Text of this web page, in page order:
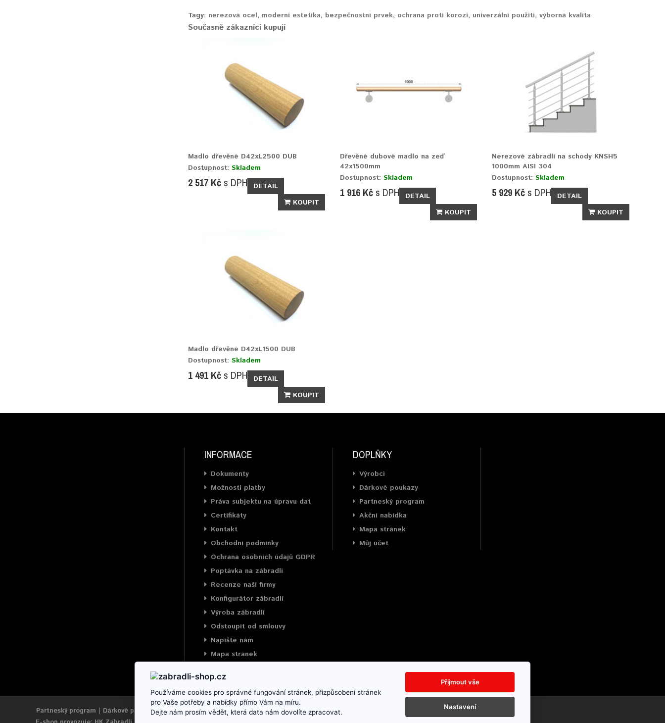
Tagy: nerezová ocel, moderní estetika, bezpečnostní prvek, ochrana proti korozi, univerzální použití, výborná kvalita
Současně zákazníci kupují
Madlo dřevěné D42xL2500 DUB
Dostupnost: Skladem
2 517 Kčs DPH
DETAIL
KOUPIT
Dřevěné dubové madlo na zeď
42x1500mm
Dostupnost: Skladem
1 916 Kčs DPH
DETAIL
KOUPIT
Nerezové zábradlí na schody KNSH5
1000mm AISI 304
Dostupnost:Skladem
5 929 Kč s DPH
DETAIL
KOUPIT
Madlo dřevěné D42xL1500 DUB
Dostupnost: Skladem
1 491 Kčs DPH
DETAIL
KOUPIT
INFORMACE
Dokumenty
Možnosti platby
Práva subjektu na úpravu dat
Certifikáty
Kontakt
Obchodní podmínky
Ochrana osobních údajů GDPR
Poptávka na zábradlí
Recenze naší firmy
Konfigurátor zábradlí
Výroba zábradlí
Odstoupit od smlouvy
Napište nám
Mapa stránek
DOPLŇKY
Výrobci
Dárkové poukazy
Partneský program
Akční nabídka
Mapa stránek
Můj účet
Partneský program Dárkové poukazy Výrobci Reklamace Mapa stránek
Napište nám
Používáme cookies pro správné fungování stránek, přizpůsobení stránek
pro Vaše potřeby a nabídky přímo Vám na míru.
Dejte nám prosím vědět, která data nám dovolíte zpracovat.
Přijmout vše
Nastavení